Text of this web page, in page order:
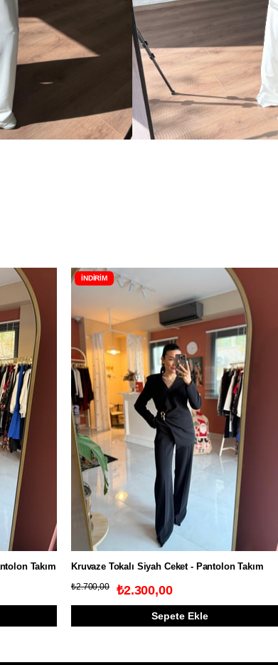
Takım Kruvaze Tokalı Siyah Ceket - Pantolon Takım
₺2.300,00
₺2.700,00
Sepete Ekle
İNDIRIM